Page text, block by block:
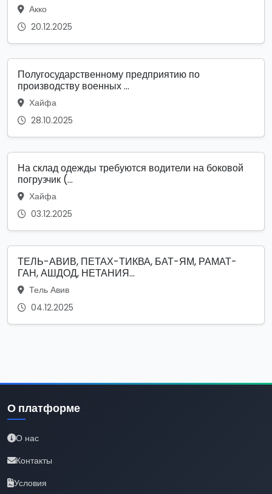
Акко
20.12.2025
Полугосударственному предприятию по
производству военных ...
Хайфа
28.10.2025
На склад одежды требуются водители на боковой
погрузчик (...
Хайфа
03.12.2025
ТЕЛЬ-АВИВ, ПЕТАХ-ТИКВА, БАТ-ЯМ, РАМАТ-
ГАН, АШДОД, НЕТАНИЯ...
Тель Авив
04.12.2025
О платформе
О нас
Контакты
Условия